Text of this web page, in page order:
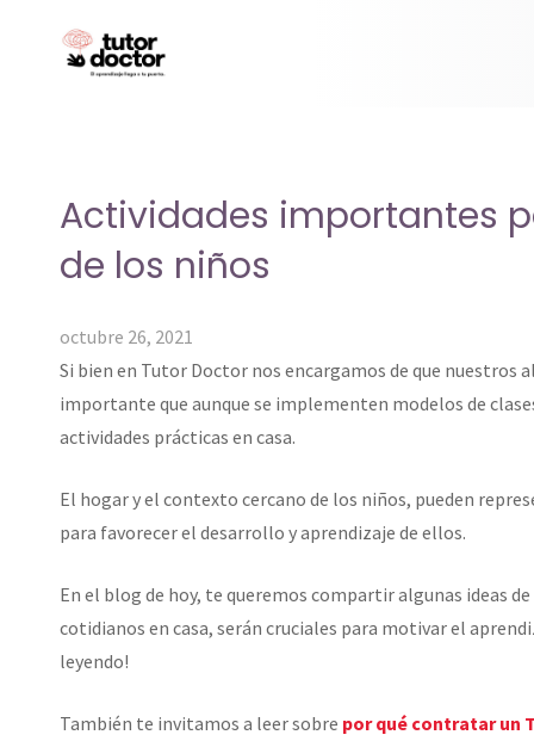
Actividades importantes
de los niños
octubre 26, 2021
Si bien en Tutor Doctor nos encargamos de que nuestros
importante que aunque se implementen modelos de
actividades prácticas en casa.
El hogar y el contexto cercano de los niños, pueden
para favorecer el desarrollo y aprendizaje de ellos.
En el blog de hoy, te queremos compartir algunas ideas
cotidianos en casa, serán cruciales para motivar el
leyendo!
También te invitamos a leer sobre por qué contratar un